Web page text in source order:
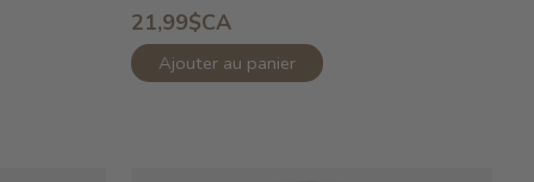
21,99$CA
Ajouter au panier